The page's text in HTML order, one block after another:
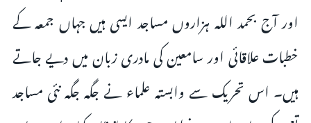
اور آج بحمد اللہ ہزاروں مساجد ایسی ہیں جہاں جمعہ کے
خطبات علاقائی اور سامعین کی مادری زبان میں دیے جاتے
ہیں۔ اس تحریک سے وابستہ علماء نے جگہ جگہ نئی مساجد